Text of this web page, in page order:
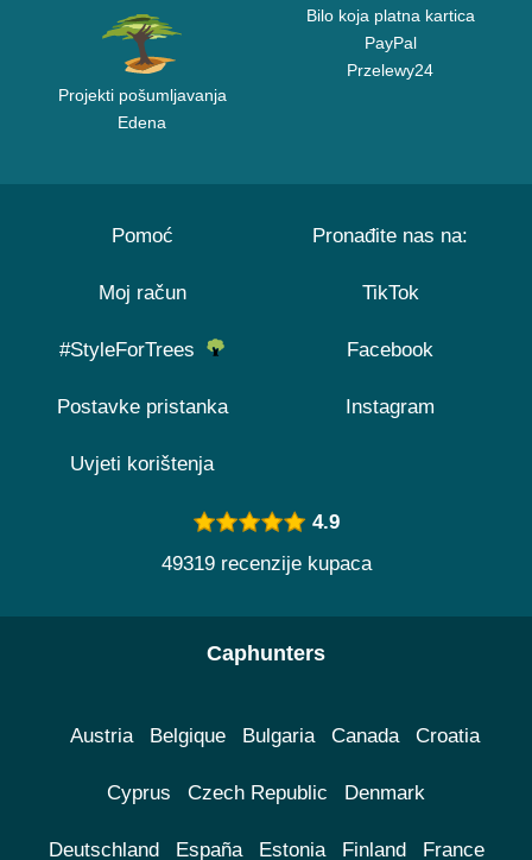
Projekti pošumljavanja
Edena
Bilo koja platna kartica
PayPal
Przelewy24
Pomoć
Moj račun
#StyleForTrees
Postavke pristanka
Uvjeti korištenja
Pronađite nas na:
TikTok
Facebook
Instagram
4.9
49319 recenzije kupaca
Caphunters
Austria Belgique Bulgaria Canada Croatia
Cyprus Czech Republic Denmark
Deutschland España Estonia Finland France